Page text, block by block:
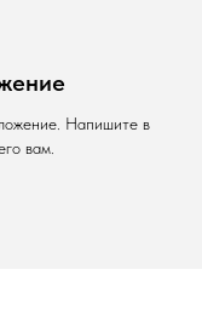
Напишите в
вам.